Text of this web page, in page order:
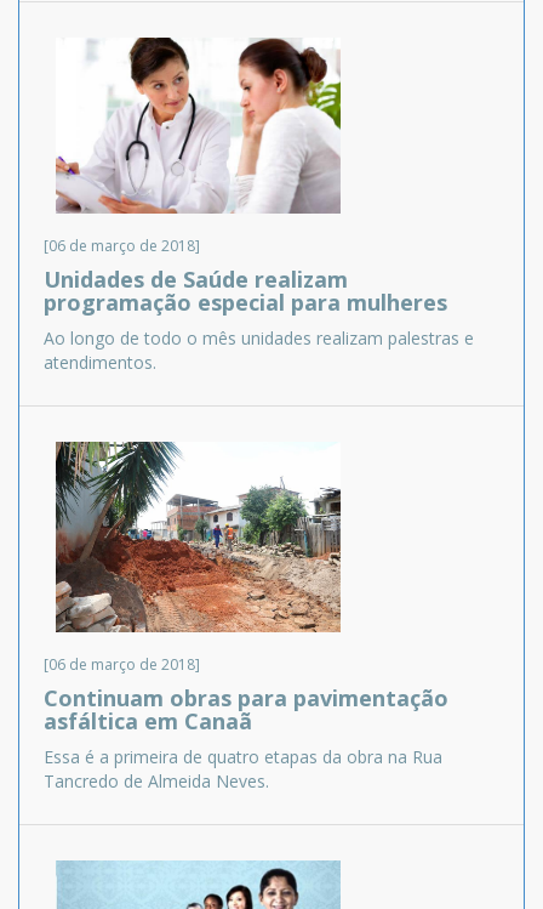
[06 de março de 2018]
Unidades de Saúde realizam
programação especial para mulheres
Ao longo de todo o mês unidades realizam palestras e
atendimentos.
[06 de março de 2018]
Continuam obras para pavimentação
asfáltica em Canaã
Essa é a primeira de quatro etapas da obra na Rua
Tancredo de Almeida Neves.